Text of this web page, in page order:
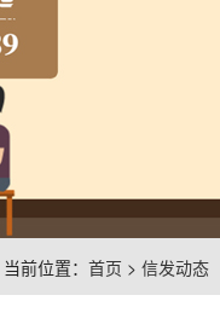
当前位置：首页 >信发动态